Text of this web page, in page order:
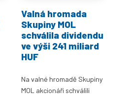
Valná hromada
Skupiny MOL
schválila dividendu
ve výši 241 miliard
HUF
Na valné hromadě Skupiny
MOL akcionáři schválili